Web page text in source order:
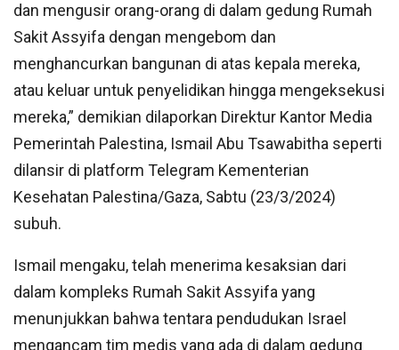
dan mengusir orang-orang di dalam gedung Rumah
Sakit Assyifa dengan mengebom dan
menghancurkan bangunan di atas kepala mereka,
atau keluar untuk penyelidikan hingga mengeksekusi
mereka,” demikian dilaporkan Direktur Kantor Media
Pemerintah Palestina, Ismail Abu Tsawabitha seperti
dilansir di platform Telegram Kementerian
Kesehatan Palestina/Gaza, Sabtu (23/3/2024)
subuh.
Ismail mengaku, telah menerima kesaksian dari
dalam kompleks Rumah Sakit Assyifa yang
menunjukkan bahwa tentara pendudukan Israel
mengancam tim medis yang ada di dalam gedung